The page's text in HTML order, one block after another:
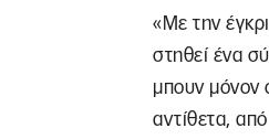
«Με την
στηθεί ένα
μπουν μόνον
αντίθετα,